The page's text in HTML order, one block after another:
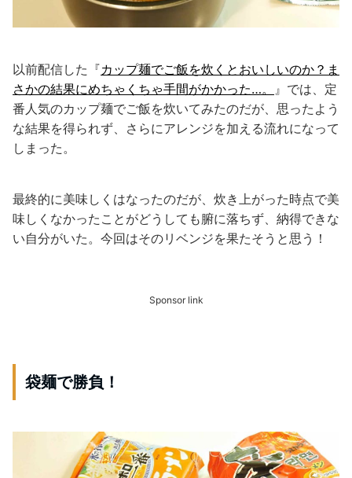
以前配信した『カップ麺でご飯を炊くとおいしいのか？ま
さかの結果にめちゃくちゃ手間がかかった…。
』では、定
番人気のカップ麺でご飯を炊いてみたのだが、思ったよう
な結果を得られず、さらにアレンジを加える流れになって
しまった。
最終的に美味しくはなったのだが、炊き上がった時点で美
味しくなかったことがどうしても腑に落ちず、納得できな
い自分がいた。今回はそのリベンジを果たそうと思う！
Sponsor link
袋麺で勝負！